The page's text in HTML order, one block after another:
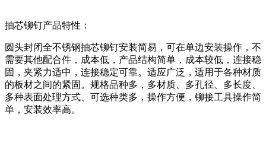
抽芯铆钉产品特性：
圆头封闭全不锈钢抽芯铆钉安装简易，可在单边安装操作，不
需要其他配合件，成本低，产品结构简单，成本较低，连接稳
固，夹紧力适中，连接稳定可靠。适应广泛，适用于各种材质
的板材之间的紧固。规格品种多，多材质、多孔径、多长度、
多种表面处理方式、可选种类多，操作方便，铆接工具操作简
单，安装效率高。